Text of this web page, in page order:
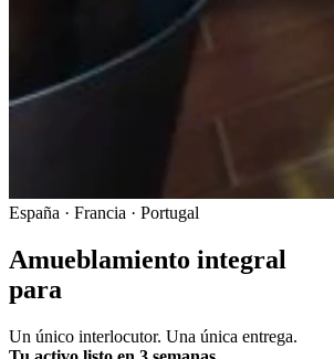
España · Francia · Portugal
Amueblamiento integral
para
Un único interlocutor. Una única entrega.